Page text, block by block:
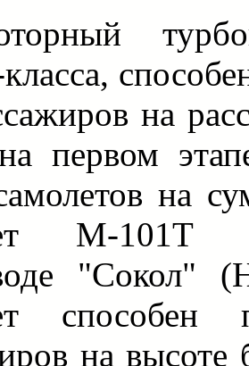
на
первом
на
М-101Т
"Сокол"
способен
на высоте